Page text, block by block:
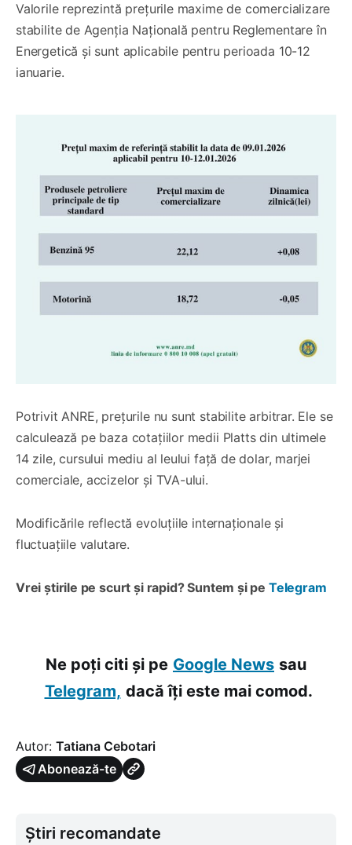
Valorile reprezintă prețurile maxime de comercializare
stabilite de Agenția Națională pentru Reglementare în
Energetică și sunt aplicabile pentru perioada 10-12
ianuarie.
Potrivit ANRE, prețurile nu sunt stabilite arbitrar. Ele se
calculează pe baza cotațiilor medii Platts din ultimele
14 zile, cursului mediu al leului față de dolar, marjei
comerciale, accizelor și TVA-ului.
Modificările reflectă evoluțiile internaționale și
fluctuațiile valutare.
Vrei știrile pe scurt și rapid? Suntem și pe Telegram
Ne poți citi și pe Google News sau
Telegram, dacă îți este mai comod.
Autor: Tatiana Cebotari
Abonează-te
Știri recomandate